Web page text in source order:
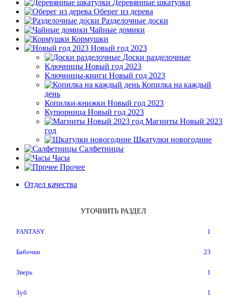
Деревянные шкатулки
Оберег из дерева
Разделочные доски
Чайные домики
Кормушки
Новый год 2023
Доски разделочные
Ключницы Новый год 2023
Ключницы-книги Новый год 2023
Копилка на каждый
день
Копилки-книжки Новый год 2023
Купюрница Новый год 2023
Магниты Новый 2023
год
Шкатулки новогодние
Салфетницы
Часы
Прочее
Отдел качества
УТОЧНИТЬ РАЗДЕЛ
FANTASY 1
Бабочки 23
Зверь 1
Зуб 1